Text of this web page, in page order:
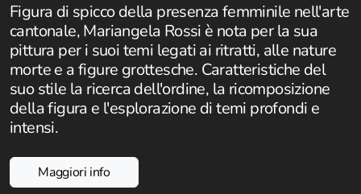
Figura di spicco della presenza femminile nell'arte
cantonale, Mariangela Rossi è nota per la sua
pittura per i suoi temi legati ai ritratti, alle nature
morte e a figure grottesche. Caratteristiche del
suo stile la ricerca dell'ordine, la ricomposizione
della figura e l'esplorazione di temi profondi e
intensi.
Maggiori info
Storia
Spyra
Testi scolastici
Varia
Fidia edizioni d'arte